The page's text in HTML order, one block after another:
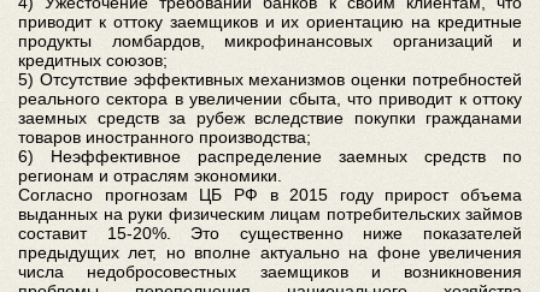
приводит к оттоку заемщиков и их ориентацию на кредитные
продукты ломбардов, микрофинансовых организаций и
кредитных союзов;
5) Отсутствие эффективных механизмов оценки потребностей
реального сектора в увеличении сбыта, что приводит к оттоку
заемных средств за рубеж вследствие покупки гражданами
товаров иностранного производства;
6) Неэффективное распределение заемных средств по
регионам и отраслям экономики.
Согласно прогнозам ЦБ РФ в 2015 году прирост объема
выданных на руки физическим лицам потребительских займов
составит 15-20%. Это существенно ниже показателей
предыдущих лет, но вполне актуально на фоне увеличения
числа недобросовестных заемщиков и возникновения